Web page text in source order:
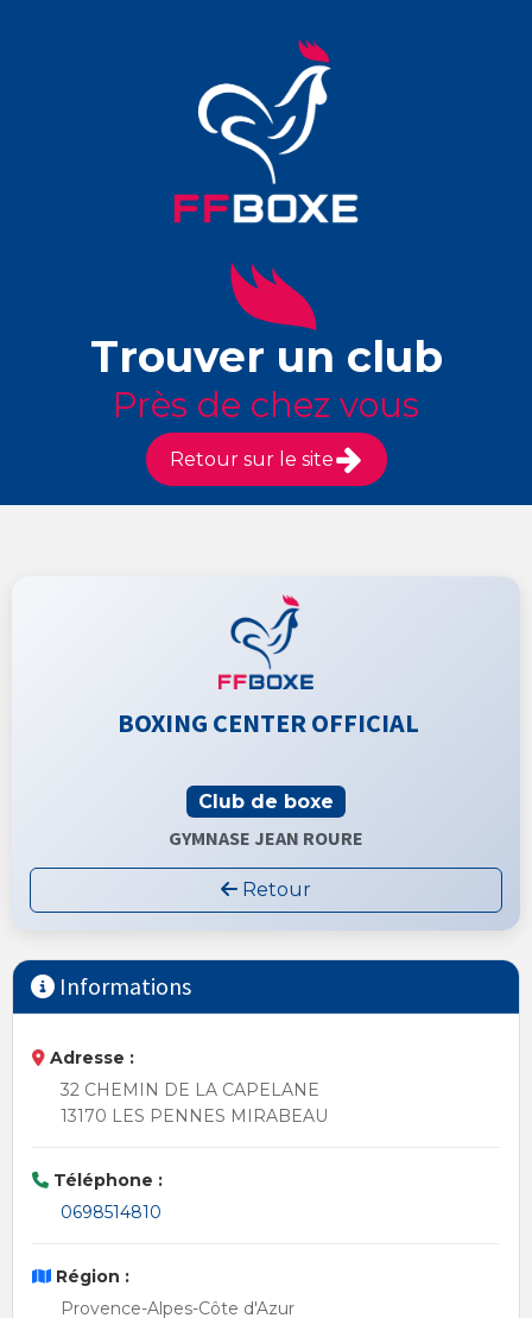
Trouver un club
Près de chez vous
Retour sur le site
BOXING CENTER OFFICIAL
Club de boxe
GYMNASE JEAN ROURE
Retour
Informations
Adresse :
32 CHEMIN DE LA CAPELANE
13170 LES PENNES MIRABEAU
Téléphone :
0698514810
Région :
Provence-Alpes-Côte d'Azur